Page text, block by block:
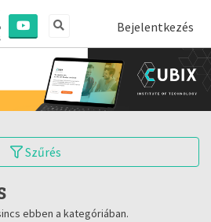
Bejelentkezés
Szűrés
ebben a kategóriában.